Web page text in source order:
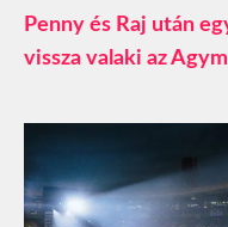
Penny és Raj után
vissza valaki az